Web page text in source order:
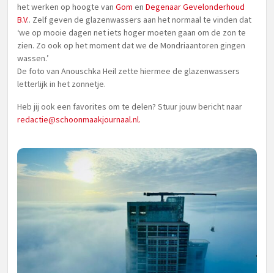
het werken op hoogte van Gom en Degenaar Gevelonderhoud
B.V.. Zelf geven de glazenwassers aan het normaal te vinden dat
‘we op mooie dagen net iets hoger moeten gaan om de zon te
zien. Zo ook op het moment dat we de Mondriaantoren gingen
wassen.’
De foto van Anouschka Heil zette hiermee de glazenwassers
letterlijk in het zonnetje.
Heb jij ook een favorites om te delen? Stuur jouw bericht naar
redactie@schoonmaakjournaal.nl.